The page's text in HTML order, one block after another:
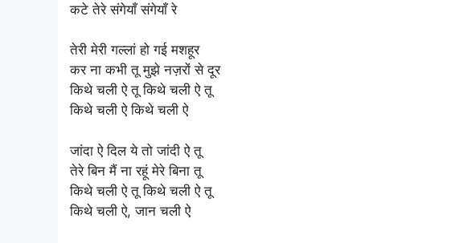
कटे तेरे संगेयाँ संगेयाँ रे
तेरी मेरी गल्लां हो गई मशहूर
कर ना कभी तू मुझे नज़रों से दूर
किथे चली ऐ तू किथे चली ऐ तू
किथे चली ऐ किथे चली ऐ
जांदा ऐ दिल ये तो जांदी ऐ तू
तेरे बिन मैं ना रहूं मेरे बिना तू
किथे चली ऐ तू किथे चली ऐ तू
किथे चली ऐ, जान चली ऐ